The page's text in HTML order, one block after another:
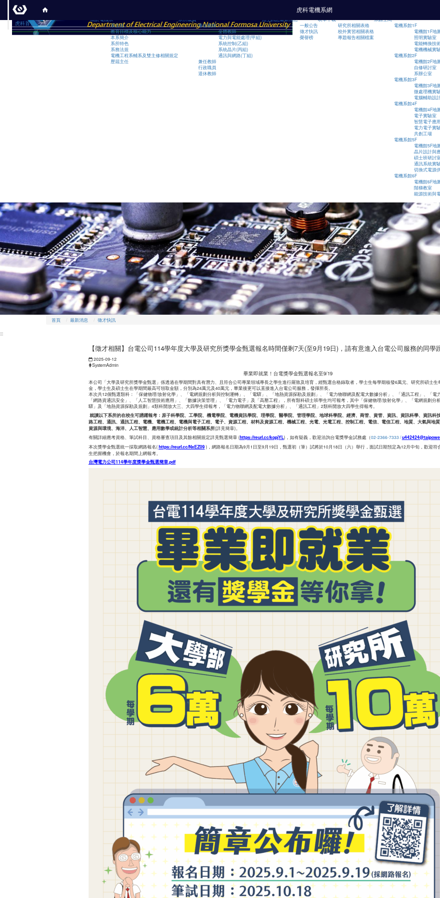
虎科首頁
虎科電機系網跳到主要內容
關於電機系
系主任
教育目標及核心能力
本系簡介
系所特色
系務法規
電機工程系輔系及雙主修相關規定
歷屆主任
系所成員
專任教師
全體教師
電力與電能處理(甲組)
系統控制(乙組)
系統晶片(丙組)
通訊與網路(丁組)
兼任教師
行政職員
退休教師
招生訊息 最新消息
一般公告
徵才快訊
榮譽榜
表單下載
研究所相關表格
校外實習相關表格
專題報告相關檔案
系館空間
電機系館1F
電機館1F地
照明實驗室
電能轉換技
電機機械實
電機系館2F
電機館2F地
自修研討室
系辦公室
電機系館3F
電機館3F地
微處理機實
電腦輔助設
電機系館4F
電機館4F地
電子實驗室
智慧電子應
電力電子實
共創工場
電機系館5F
電機館5F地
晶片設計與
碩士班研討
通訊系統實
切換式電源
電機系館6F
電機館6F地
階梯教室
能源技術與
首頁 最新消息 徵才快訊
:::
【徵才相關】台電公司114學年度大學及研究所獎學金甄選報名時間僅剩7天(至9月19日)，請有意進入台電公司服務的同學
日期：
2025-09-12
發布者：
SystemAdmin
畢業即就業！台電獎學金甄選報名至9/19
本公司「大學及研究所獎學金甄選」係透過在學期間對具有潛力、且符合公司專業領域專長之學生進行羅致及培育，經甄選合格錄取者，學士生每學期核發6萬元、研究所碩士生
金，學士生及碩士生在學期間最高可領取金額，分別為24萬元及40萬元，畢業後更可以直接進入台電公司服務，發揮所長。
本次共12個甄選類科：「保健物理/放射化學」、「電網規劃分析與控制運轉」、「電驛」、「地熱資源探勘及規劃」、「電力物聯網及配電大數據分析」、「通訊工程」、「電
「網路資通訊安全」、「人工智慧技術應用」、「數據決策管理」、「電力電子」及「高壓工程」，所有類科碩士班學生均可報考，其中「保健物理/放射化學」、「電網規劃分
驛」及「地熱資源探勘及規劃」4類科開放大三、大四學生得報考，「電力物聯網及配電大數據分析」、「通訊工程」2類科開放大四學生得報考。
就讀以下系所的在校生可踴躍報考：原子科學院、工學院、機電學院、電機資訊學院、理學院、醫學院、管理學院、地球科學院、經濟、商管、資管、資訊、資訊科學、資訊科
路工程、通訊、通訊工程、電機、電機工程、電機與電子工程、電子、資源工程、材料及資源工程、機械工程、光電、光電工程、控制工程、電信、電信工程、地質、大氣與地
資源與環境、海洋、人工智慧、應用數學或統計分析等相關系所(詳見簡章)。
有關詳細應考資格、筆試科目、資格審查項目及其餘相關規定詳見甄選簡章 (https://reurl.cc/kopjYL)，如有疑義，歡迎洽詢台電獎學金試務處（02-2366-7333 /
本次獎學金甄選統一採取網路報名(https://reurl.cc/NxEZ09)，網路報名日期為9月1日至9月19日，甄選初（筆）試將於10月18日（六）舉行，面試日期預定為12月中旬，歡迎符
生把握機會，於報名期間上網報考。
台灣電力公司114學年度獎學金甄選簡章.pdf